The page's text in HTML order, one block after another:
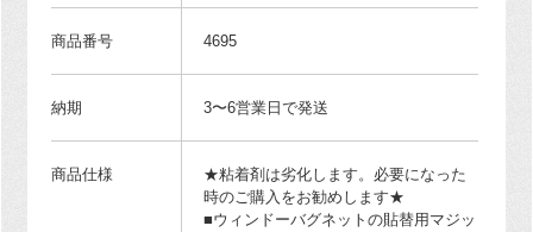
商品番号 4695
納期 3〜6営業日で発送
商品仕様
★粘着剤は劣化します。必要になった
時のご購入をお勧めします★
■ウィンドーバグネットの貼替用マジッ